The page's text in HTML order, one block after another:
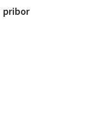
pribor